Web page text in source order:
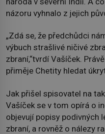
názoru vyhnalo z jejich
„Zdá se, že předchůdci
výbuch strašlivé ničivé
zbraní,“tvrdí Vašíček.
přiměje Chetity hledat
Jak přišel spisovatel na
Vašíček se v tom opírá o
objevují popisy podivných
zbraní, a rovněž o nálezy